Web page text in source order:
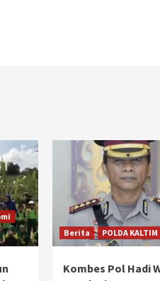
Berita POLDA KALTIM
Kombes Pol Hadi